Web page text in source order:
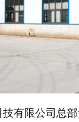
有限公司总